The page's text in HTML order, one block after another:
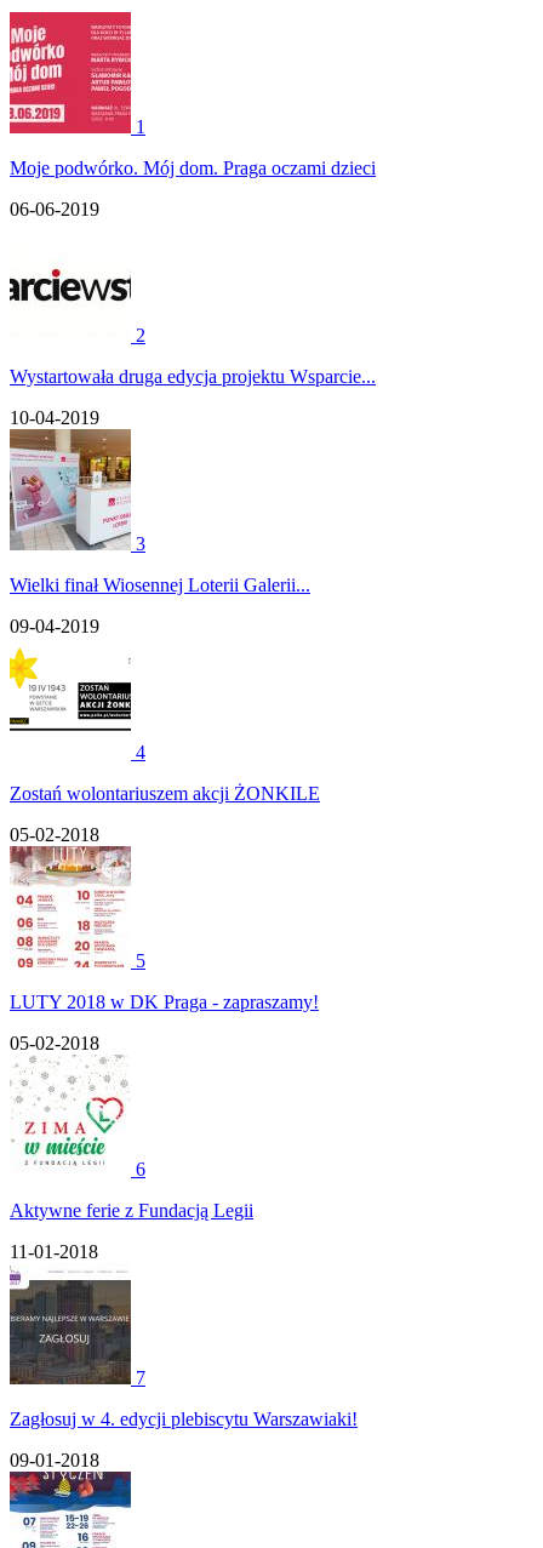
1
Moje podwórko. Mój dom. Praga oczami dzieci
06-06-2019
2
Wystartowała druga edycja projektu Wsparcie...
10-04-2019
3
Wielki finał Wiosennej Loterii Galerii...
09-04-2019
4
Zostań wolontariuszem akcji ŻONKILE
05-02-2018
5
LUTY 2018 w DK Praga - zapraszamy!
05-02-2018
6
Aktywne ferie z Fundacją Legii
11-01-2018
7
Zagłosuj w 4. edycji plebiscytu Warszawiaki!
09-01-2018